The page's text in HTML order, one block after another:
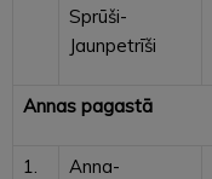
Sprūši-
Jaunpetrīši
Annas pagastā
1.
Anna-